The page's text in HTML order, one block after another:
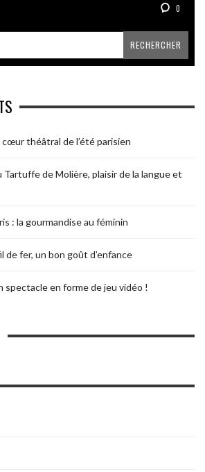
0
théâtral de l’été parisien
de Molière, plaisir de la langue et
: la gourmandise au féminin
de fer, un bon goût d’enfance
spectacle en forme de jeu vidéo !